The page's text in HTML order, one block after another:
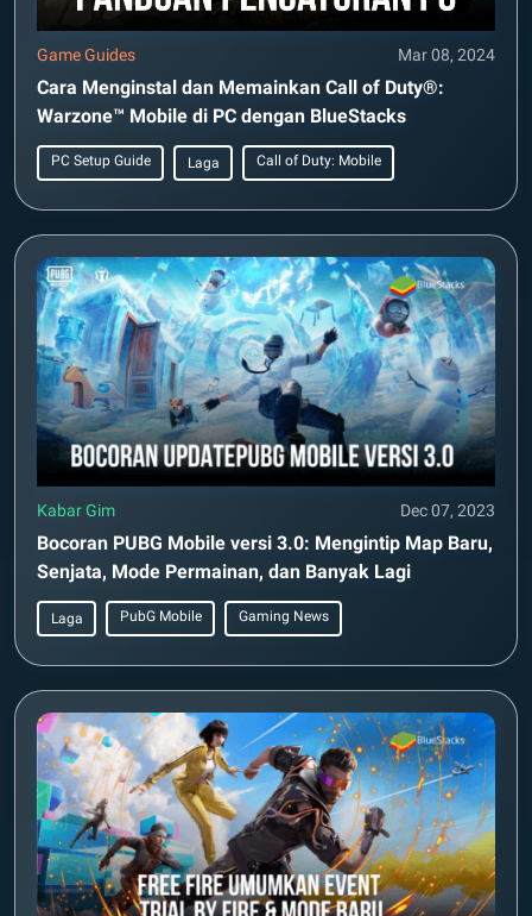
Game Guides Mar 08, 2024
Cara Menginstal dan Memainkan Call of Duty®:
Warzone™ Mobile di PC dengan BlueStacks
PC Setup Guide Laga Call of Duty: Mobile
Kabar Gim Dec 07, 2023
Bocoran PUBG Mobile versi 3.0: Mengintip Map Baru,
Senjata, Mode Permainan, dan Banyak Lagi
Laga PubG Mobile Gaming News